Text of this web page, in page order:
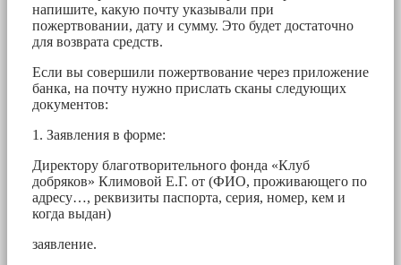
напишите, какую почту указывали при
пожертвовании, дату и сумму. Это будет достаточно
для возврата средств.
Если вы совершили пожертвование через приложение
банка, на почту нужно прислать сканы следующих
документов:
1. Заявления в форме:
Директору благотворительного фонда «Клуб
добряков» Климовой Е.Г. от (ФИО, проживающего по
адресу…, реквизиты паспорта, серия, номер, кем и
когда выдан)
заявление.